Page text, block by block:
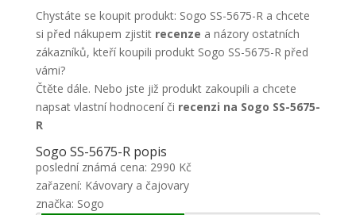
Chystáte se koupit produkt: Sogo SS-5675-R a chcete
si před nákupem zjistit recenze a názory ostatních
zákazníků, kteří koupili produkt Sogo SS-5675-R před
vámi?
Čtěte dále. Nebo jste již produkt zakoupili a chcete
napsat vlastní hodnocení či recenzi na Sogo SS-5675-
R
Sogo SS-5675-R popis
poslední známá cena: 2990 Kč
zařazení: Kávovary a čajovary
značka: Sogo